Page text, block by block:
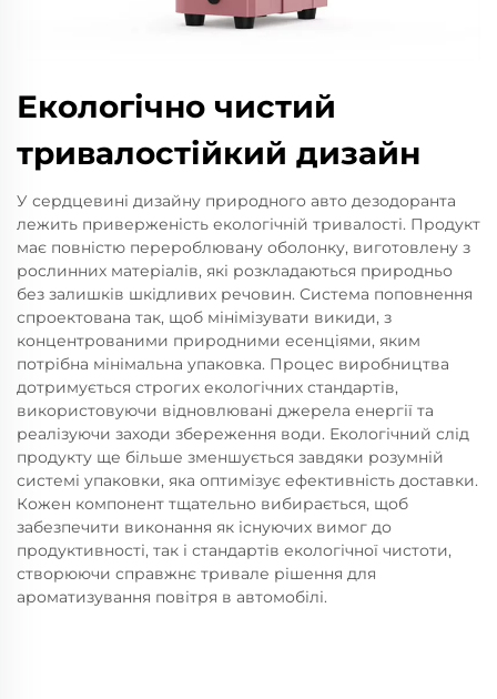
Екологічно чистий
тривалостійкий дизайн
У сердцевині дизайну природного авто дезодоранта
лежить приверженість екологічній тривалості. Продукт
має повністю перероблювану оболонку, виготовлену з
рослинних матеріалів, які розкладаються природньо
без залишків шкідливих речовин. Система поповнення
спроектована так, щоб мінімізувати викиди, з
концентрованими природними есенціями, яким
потрібна мінімальна упаковка. Процес виробництва
дотримується строгих екологічних стандартів,
використовуючи відновлювані джерела енергії та
реалізуючи заходи збереження води. Екологічний слід
продукту ще більше зменшується завдяки розумній
системі упаковки, яка оптимізує ефективність доставки.
Кожен компонент тщательно вибирається, щоб
забезпечити виконання як існуючих вимог до
продуктивності, так і стандартів екологічної чистоти,
створюючи справжнє тривале рішення для
ароматизування повітря в автомобілі.